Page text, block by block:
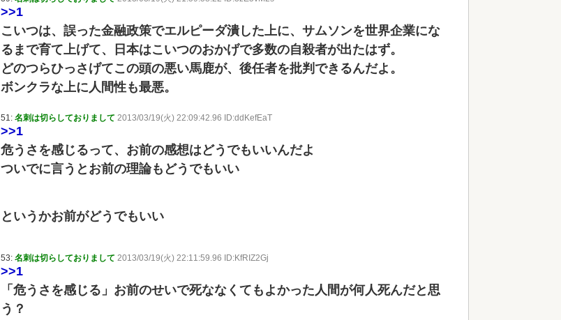
>>1
こいつは、誤った金融政策でエルピーダ潰した上に、サムソンを世界企業にな
るまで育て上げて、日本はこいつのおかげで多数の自殺者が出たはず。
どのつらひっさげてこの頭の悪い馬鹿が、後任者を批判できるんだよ。
ボンクラな上に人間性も最悪。
51: 名刺は切らしておりまして 2013/03/19(火) 22:09:42.96 ID:ddKefEaT
>>1
危うさを感じるって、お前の感想はどうでもいいんだよ
ついでに言うとお前の理論もどうでもいい
というかお前がどうでもいい
53: 名刺は切らしておりまして 2013/03/19(火) 22:11:59.96 ID:KfRIZ2Gj
>>1
「危うさを感じる」お前のせいで死ななくてもよかった人間が何人死んだと思
う？